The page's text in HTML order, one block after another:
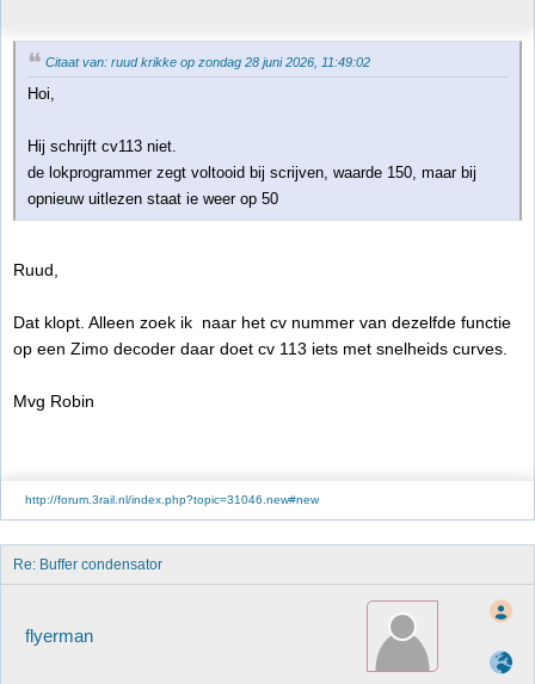
Citaat van: ruud krikke op zondag 28 juni 2026, 11:49:02
Hoi,
Hij schrijft cv113 niet.
de lokprogrammer zegt voltooid bij scrijven, waarde 150, maar bij
opnieuw uitlezen staat ie weer op 50
Ruud,
Dat klopt. Alleen zoek ik naar het cv nummer van dezelfde functie
op een Zimo decoder daar doet cv 113 iets met snelheids curves.
Mvg Robin
http://forum.3rail.nl/index.php?topic=31046.new#new
Re: Buffer condensator
flyerman